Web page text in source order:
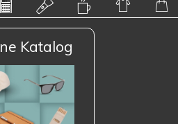
Katalog